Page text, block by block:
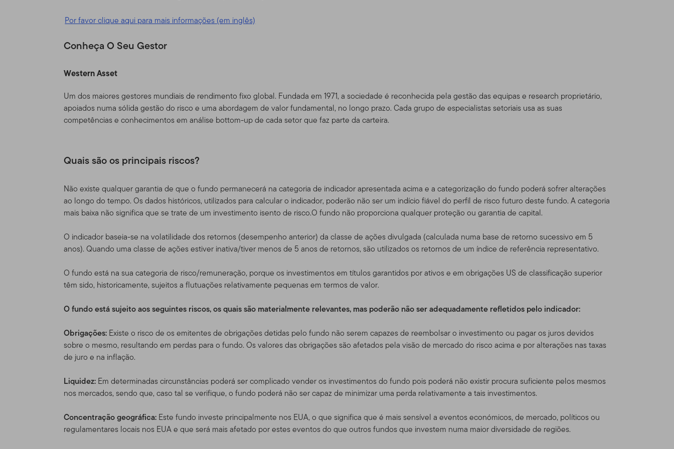
Por favor clique aqui para mais informações (em inglês)
Conheça O Seu Gestor
Western Asset
Um dos maiores gestores mundiais de rendimento fixo global. Fundada em 1971, a sociedade é reconhecida pela gestão das equipas e research proprietário,
apoiados numa sólida gestão do risco e uma abordagem de valor fundamental, no longo prazo. Cada grupo de especialistas setoriais usa as suas
competências e conhecimentos em análise bottom-up de cada setor que faz parte da carteira.
Quais são os principais riscos?
Não existe qualquer garantia de que o fundo permanecerá na categoria de indicador apresentada acima e a categorização do fundo poderá sofrer alterações
ao longo do tempo. Os dados históricos, utilizados para calcular o indicador, poderão não ser um indício fiável do perfil de risco futuro deste fundo. A categoria
mais baixa não significa que se trate de um investimento isento de risco.O fundo não proporciona qualquer proteção ou garantia de capital.
O indicador baseia-se na volatilidade dos retornos (desempenho anterior) da classe de ações divulgada (calculada numa base de retorno sucessivo em 5
anos). Quando uma classe de ações estiver inativa/tiver menos de 5 anos de retornos, são utilizados os retornos de um índice de referência representativo.
O fundo está na sua categoria de risco/remuneração, porque os investimentos em títulos garantidos por ativos e em obrigações US de classificação superior
têm sido, historicamente, sujeitos a flutuações relativamente pequenas em termos de valor.
O fundo está sujeito aos seguintes riscos, os quais são materialmente relevantes, mas poderão não ser adequadamente refletidos pelo indicador:
Obrigações: Existe o risco de os emitentes de obrigações detidas pelo fundo não serem capazes de reembolsar o investimento ou pagar os juros devidos
sobre o mesmo, resultando em perdas para o fundo. Os valores das obrigações são afetados pela visão de mercado do risco acima e por alterações nas taxas
de juro e na inflação.
Liquidez: Em determinadas circunstâncias poderá ser complicado vender os investimentos do fundo pois poderá não existir procura suficiente pelos mesmos
nos mercados, sendo que, caso tal se verifique, o fundo poderá não ser capaz de minimizar uma perda relativamente a tais investimentos.
Concentração geográfica: Este fundo investe principalmente nos EUA, o que significa que é mais sensível a eventos económicos, de mercado, políticos ou
regulamentares locais nos EUA e que será mais afetado por estes eventos do que outros fundos que investem numa maior diversidade de regiões.
conforme corrigido.
Responsabilidade do Site
entidades da Franklin Templeton, a Franklin Templeton Investments provê investimento nos Estados Unidos e
globalmente a acionistas, bem como serviços do tipo Franklin, Templeton and Franklin Mutual Series Funds e contas
institucionais, bem como contas de serviço de gerenciamento separadas.
autorizados, consultores e investidores
Este site é destinado a certos sub-distribuidores autorizados que tenham clientes que residam fora dos Estados Unidos
e tenham investimentos nos produtos da Franklin Templeton, bem como investidores dos produtos Franklin
Templeton que também residam fora dos EUA, e também certos consultores profissionais qualificados.Este website
não é de forma alguma destinado a investidores residentes nos Estados Unidos.Se você for um investidor norte-
americano, por favor visite nosso outro website, www.franklintempleton.com
, para assistência com produtos e serviços
legalmente disponíveis nos EUA.
Nada neste Site deve ser considerado como uma solicitação para que se compra ou se ofereça para venda um título,
ou qualquer outro produto ou serviço, para qualquer pessoa em qualquer jurisdição em que tal solicitação, oferta,
uma das restrições de venda, por favor consulte o seu corretor, advogado, contador, gerente de banco ou consultor
Uso Autorizado, Usuários e Conta de Acesso Online
Uso pessoal.
Esse site é dirigido a certos negociadores qualificados que possuem clientes com investimentos nos produtos Franklin
que residam fora dos EUA. Se você escolher acessar esse site de lugares de dentro dos Estados Unidos, o faz por seu
próprio risco e iniciativa, e é responsável pelo cumprimento de todas as leis aplicáveis.